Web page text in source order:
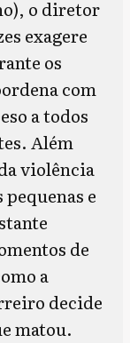
o diretor
exagere
os
com
a todos
Além
violência
e
de
a
decide
matou.